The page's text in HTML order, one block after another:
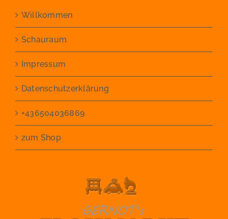
Willkommen
Schauraum
Impressum
Datenschutzerklärung
+436504036869
zum Shop